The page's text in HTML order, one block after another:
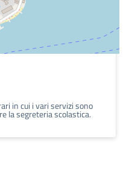
in cui i vari servizi sono
la segreteria scolastica.